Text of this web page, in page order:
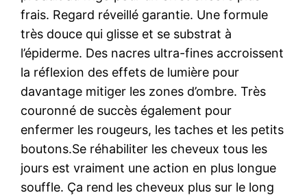
frais. Regard réveillé garantie. Une formule
très douce qui glisse et se substrat à
l’épiderme. Des nacres ultra-fines accroissent
la réflexion des effets de lumière pour
davantage mitiger les zones d’ombre. Très
couronné de succès également pour
enfermer les rougeurs, les taches et les petits
boutons.Se réhabiliter les cheveux tous les
jours est vraiment une action en plus longue
souffle. Ça rend les cheveux plus sur le long